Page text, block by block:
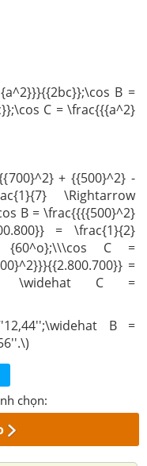
B =
C = \frac{{{a^2}
+ {{500}^2} -
\Rightarrow
B = \frac{{{{500}^2}
= \frac{1}{2}
C =
=
\widehat C =
B =
chọn: